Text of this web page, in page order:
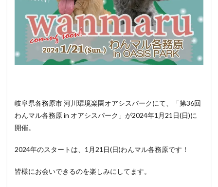
岐阜県各務原市 河川環境楽園オアシスパークにて、「第36回
わんマル各務原 in オアシスパーク」が2024年1月21日(日)に
開催。
2024年のスタートは、1月21日(日)わんマル各務原です！
皆様にお会いできるのを楽しみにしてます。